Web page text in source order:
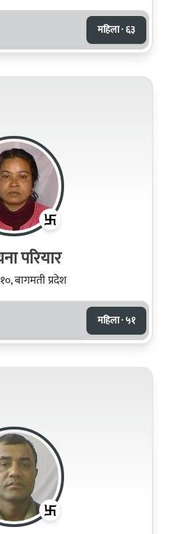
महिला · ६३
परियार
बागमती प्रदेश
महिला · ५१